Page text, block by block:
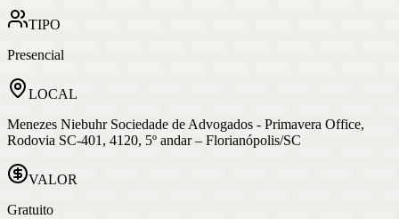
TIPO
Presencial
LOCAL
Menezes Niebuhr Sociedade de Advogados - Primavera Office,
Rodovia SC-401, 4120, 5º andar – Florianópolis/SC
VALOR
Gratuito